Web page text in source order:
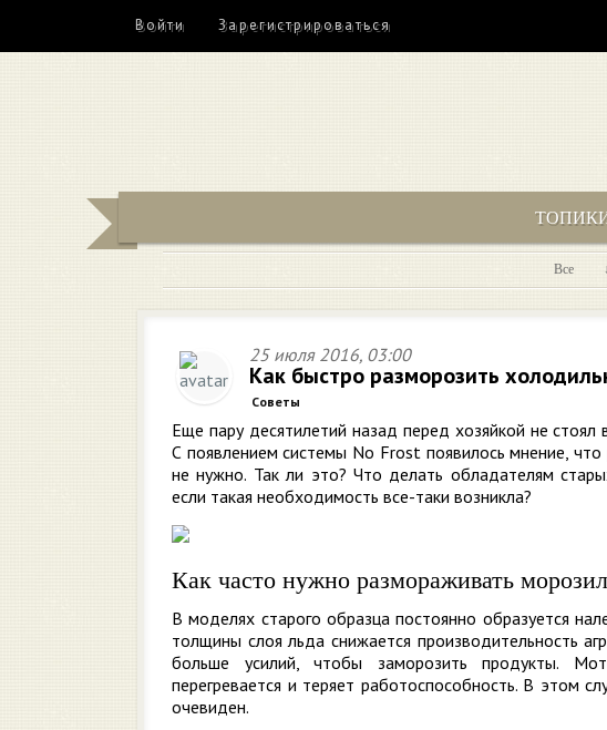
Войти Зарегистрироваться
Все
25 июля 2016, 03:00
Как быстро разморозить
Советы
Еще пару десятилетий назад перед хозяйкой не
С появлением системы No Frost появилось мнение,
не нужно. Так ли это? Что делать обладателям
если такая необходимость все-таки возникла?
Как часто нужно размораживать
В моделях старого образца постоянно образуется
толщины слоя льда снижается производительность
больше усилий, чтобы заморозить продукты.
перегревается и теряет работоспособность. В этом
очевиден.